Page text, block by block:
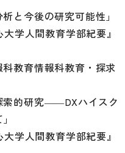
と今後の研究可能性」
学人間教育学部紀要』
科教育情報科教育・探求
索的研究――DXハイスク
学人間教育学部紀要』